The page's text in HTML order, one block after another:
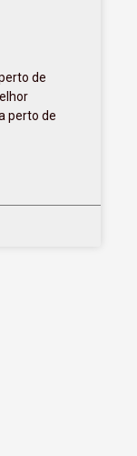
de
perto de